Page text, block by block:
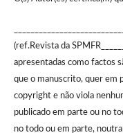
(ref.Revista da
apresentadas como factos
que o manuscrito, quer em
copyright e não viola
publicado em parte ou no
no todo ou em parte,